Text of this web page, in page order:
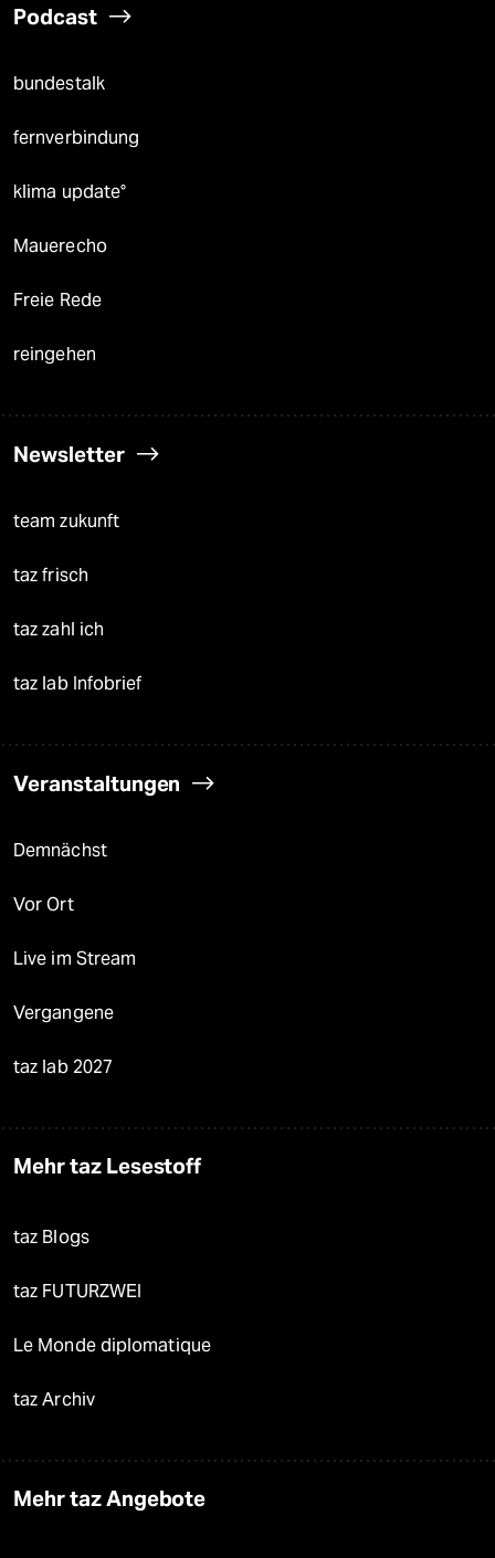
Podcast
bundestalk
fernverbindung
klima update°
Mauerecho
Freie Rede
reingehen
Newsletter
team zukunft
taz frisch
taz zahl ich
taz lab Infobrief
Veranstaltungen
Demnächst
Vor Ort
Live im Stream
Vergangene
taz lab 2027
Mehr taz Lesestoff
taz Blogs
taz FUTURZWEI
Le Monde diplomatique
taz Archiv
Mehr taz Angebote